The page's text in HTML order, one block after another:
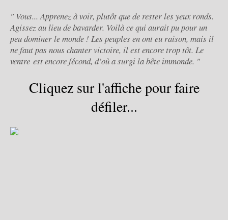
" Vous... Apprenez à voir, plutôt que de rester les yeux ronds.
Agissez au lieu de bavarder. Voilà ce qui aurait pu pour un
peu dominer le monde ! Les peuples en ont eu raison, mais il
ne faut pas nous chanter victoire, il est encore trop tôt. Le
ventre est encore fécond, d’où a surgi la bête immonde. "
Cliquez sur l'affiche pour faire
défiler...